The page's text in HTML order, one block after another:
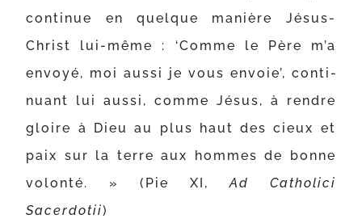
conti­nue en quelque manière Jésus-​
Christ lui-​même : ‘Comme le Père m’a
envoyé, moi aus­si je vous envoie’, conti­
nuant lui aus­si, comme Jésus, à rendre
gloire à Dieu au plus haut des cieux et
paix sur la terre aux hommes de bonne
volon­té. » (Pie XI,Ad Catholici
Sacerdotii)